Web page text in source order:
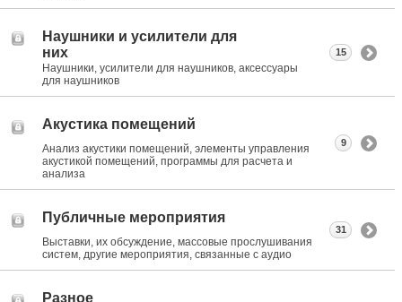
Наушники и усилители для
них
Наушники, усилители для наушников, аксессуары
для наушников
15
Акустика помещений
Анализ акустики помещений, элементы управления
акустикой помещений, программы для расчета и
анализа
9
Публичные мероприятия
Выставки, их обсуждение, массовые прослушивания
систем, другие мероприятия, связанные с аудио
31
Разное